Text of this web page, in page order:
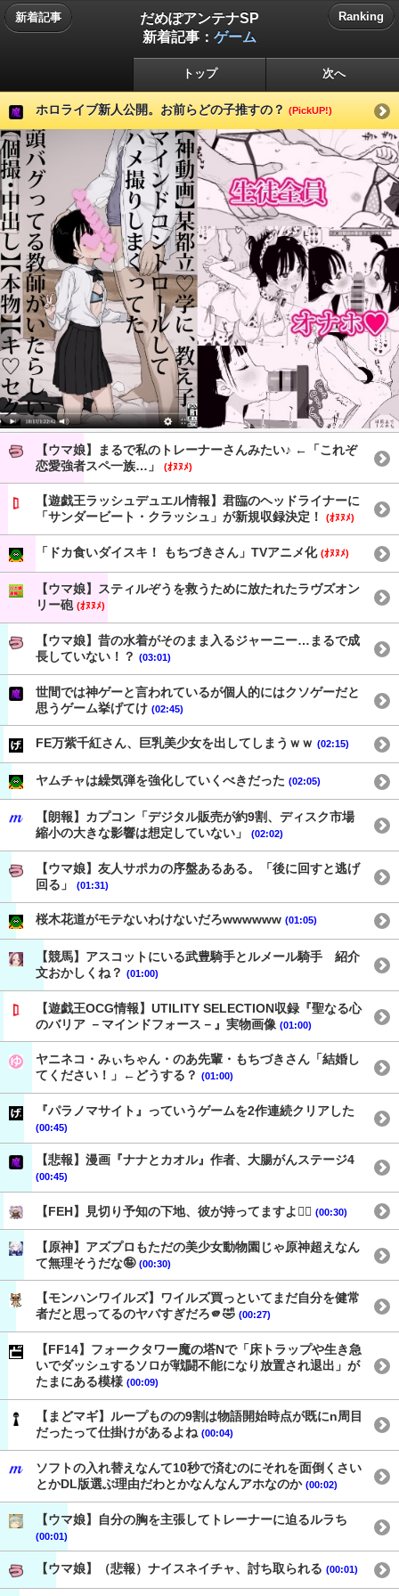
新着記事
だめぽアンテナSP
新着記事： ゲーム
Ranking
トップ 次へ
ホロライブ新人公開。お前らどの子推すの？ (PickUP!)
【ウマ娘】まるで私のトレーナーさんみたい♪ ←「これぞ
恋愛強者スペ一族…」
(ｵﾇﾇﾒ)
【遊戯王ラッシュデュエル情報】君臨のヘッドライナーに
「サンダービート・クラッシュ」が新規収録決定！
(ｵﾇﾇﾒ)
「ドカ食いダイスキ！ もちづきさん」TVアニメ化 (ｵﾇﾇﾒ)
【ウマ娘】スティルぞうを救うために放たれたラヴズオン
リー砲 (ｵﾇﾇﾒ)
【ウマ娘】昔の水着がそのまま入るジャーニー…まるで成
長していない！？ (03:01)
世間では神ゲーと言われているが個人的にはクソゲーだと
思うゲーム挙げてけ (02:45)
FE万紫千紅さん、巨乳美少女を出してしまうｗｗ (02:15)
ヤムチャは繰気弾を強化していくべきだった (02:05)
【朗報】カプコン「デジタル販売が約9割、ディスク市場
縮小の大きな影響は想定していない」
(02:02)
【ウマ娘】友人サポカの序盤あるある。「後に回すと逃げ
回る」
(01:31)
桜木花道がモテないわけないだろwwwwww (01:05)
【競馬】アスコットにいる武豊騎手とルメール騎手 紹介
文おかしくね？ (01:00)
【遊戯王OCG情報】UTILITY SELECTION収録『聖なる心
のバリア －マインドフォース－』実物画像 (01:00)
ヤニネコ・みぃちゃん・のあ先輩・もちづきさん「結婚し
てください！」←どうする？ (01:00)
『パラノマサイト』っていうゲームを2作連続クリアした
(00:45)
【悲報】漫画『ナナとカオル』作者、大腸がんステージ4
(00:45)
【FEH】見切り予知の下地、彼が持ってますよ👍🏻 (00:30)
【原神】アズプロもただの美少女動物園じゃ原神超えなん
て無理そうだな🤪 (00:30)
【モンハンワイルズ】ワイルズ買っといてまだ自分を健常
者だと思ってるのヤバすぎだろ🫵🤣 (00:27)
【FF14】フォークタワー魔の塔Nで「床トラップや生き急
いでダッシュするソロが戦闘不能になり放置され退出」が
たまにある模様 (00:09)
【まどマギ】ループものの9割は物語開始時点が既にn周目
だったって仕掛けがあるよね (00:04)
ソフトの入れ替えなんて10秒で済むのにそれを面倒くさい
とかDL版選ぶ理由だわとかなんなんアホなのか (00:02)
【ウマ娘】自分の胸を主張してトレーナーに迫るルラち
(00:01)
【ウマ娘】（悲報）ナイスネイチャ、討ち取られる (00:01)